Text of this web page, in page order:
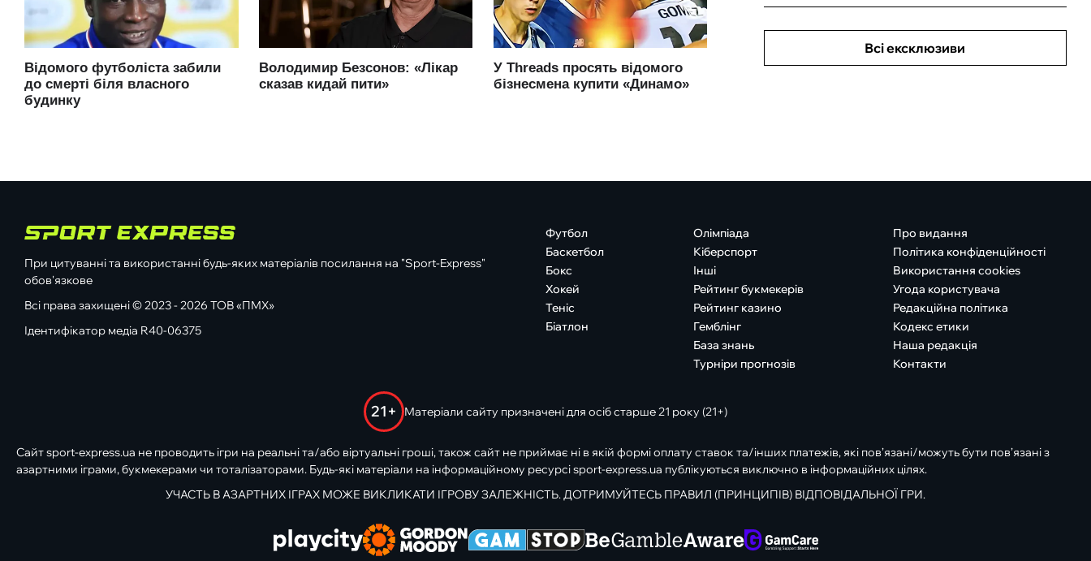
Всі ексклюзиви
При цитуванні та використанні будь-яких матеріалів посилання на "Sport-Express"
обов'язкове
Всі права захищені © 2023 - 2026 ТОВ «ПМХ»
Ідентифікатор медіа R40-06375
Футбол
Баскетбол
Бокс
Хокей
Теніс
Біатлон
Олімпіада
Кіберспорт
Інші
Рейтинг букмекерів
Рейтинг казино
Гемблінг
База знань
Турніри прогнозів
Про видання
Політика конфіденційності
Використання cookies
Угода користувача
Редакційна політика
Кодекс етики
Наша редакція
Контакти
21+ Матеріали сайту призначені для осіб старше 21 року (21+)
Сайт sport-express.ua не проводить ігри на реальні та/або віртуальні гроші, також сайт не приймає ні в якій формі оплату ставок та/інших платежів, які пов’язані/можуть бути пов’язані з
азартними іграми, букмекерами чи тоталізаторами. Будь-які матеріали на інформаційному ресурсі sport-express.ua публікуються виключно в інформаційних цілях.
УЧАСТЬ В АЗАРТНИХ ІГРАХ МОЖЕ ВИКЛИКАТИ ІГРОВУ ЗАЛЕЖНІСТЬ. ДОТРИМУЙТЕСЬ ПРАВИЛ (ПРИНЦИПІВ) ВІДПОВІДАЛЬНОЇ ГРИ.